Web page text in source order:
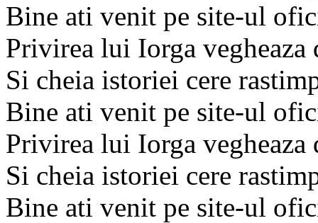
Bine ati venit pe site-ul
Privirea lui Iorga
Si cheia istoriei cere
Bine ati venit pe site-ul
Privirea lui Iorga
Si cheia istoriei cere
Bine ati venit pe site-ul